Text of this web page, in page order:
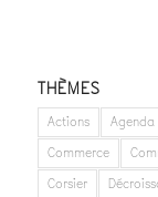
THÈMES
Actions Agenda
Commerce
Corsier